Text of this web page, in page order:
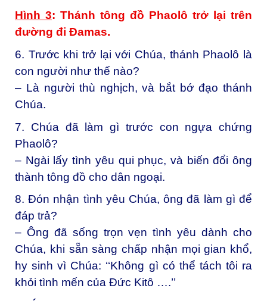
Hình 3: Thánh tông đồ Phaolô trở lại trên
đường đi Đamas.
6. Trước khi trở lại với Chúa, thánh Phaolô là
con người như thế nào?
– Là người thù nghịch, và bắt bớ đạo thánh
Chúa.
7. Chúa đã làm gì trước con ngựa chứng
Phaolô?
– Ngài lấy tình yêu qui phục, và biến đổi ông
thành tông đồ cho dân ngoại.
8. Đón nhận tình yêu Chúa, ông đã làm gì để
đáp trả?
– Ông đã sống trọn vẹn tình yêu dành cho
Chúa, khi sẵn sàng chấp nhận mọi gian khổ,
hy sinh vì Chúa: ‘‘Không gì có thể tách tôi ra
khỏi tình mến của Đức Kitô ….’’